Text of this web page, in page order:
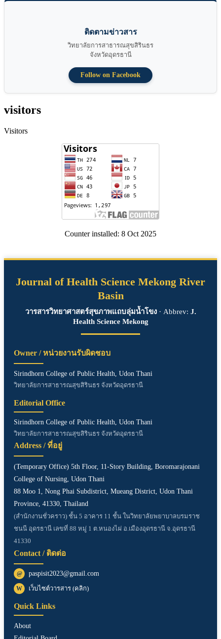
ติดตามข่าวสาร
วิทยาลัยการสาธารณสุขสิรินธร
จังหวัดอุดรธานี
Follow on Facebook
visitors
Visitors
Counter installed: 8 Oct 2025
Journal of Health Science Mekong River
Basin
วารสารวิทยาศาสตร์สุขภาพแถบลุ่มน้ำโขง· Abbrev: J.
Health Science Mekong
Owner / หน่วยงานรับผิดชอบ
Sirindhorn College of Public Health, Udon Thani
วิทยาลัยการสาธารณสุขสิรินธร จังหวัดอุดรธานี
Editorial Office
Sirindhorn College of Public Health, Udon Thani
วิทยาลัยการสาธารณสุขสิรินธร จังหวัดอุดรธานี
Address / ที่อยู่
(Temporary Office) 5th Floor, 11-Story Building, Boromarajonani
College of Nursing, Udon Thani
88 Moo 1, Nong Phai Subdistrict, Mueang District, Udon Thani
Province, 41330, Thailand
(สำนักงานชั่วคราว) ชั้น 5 อาคาร 11 ชั้น ในวิทยาลัยพยาบาลบรมราช
ชนนี อุดรธานี เลขที่ 88 หมู่ 1 ต.หนองไผ่ อ.เมืองอุดรธานี จ.อุดรธานี
41330
Contact / ติดต่อ
@ paspisit2023@gmail.com
W เว็บไซต์วารสาร (คลิก)
Quick Links
About